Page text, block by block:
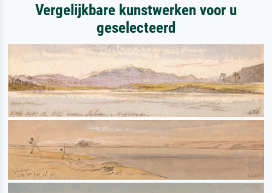
Vergelijkbare kunstwerken voor u
geselecteerd